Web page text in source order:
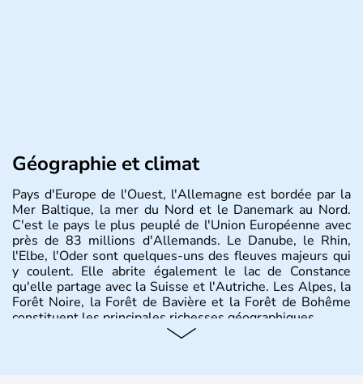
Géographie et climat
Pays d'Europe de l'Ouest, l'Allemagne est bordée par la
Mer Baltique, la mer du Nord et le Danemark au Nord.
C'est le pays le plus peuplé de l'Union Européenne avec
près de 83 millions d'Allemands. Le Danube, le Rhin,
l'Elbe, l'Oder sont quelques-uns des fleuves majeurs qui
y coulent. Elle abrite également le lac de Constance
qu'elle partage avec la Suisse et l'Autriche. Les Alpes, la
Forêt Noire, la Forêt de Bavière et la Forêt de Bohême
constituent les principales richesses géographiques.